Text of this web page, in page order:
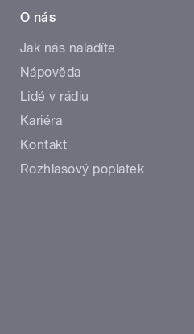
O nás
Jak nás naladíte
Nápověda
Lidé v rádiu
Kariéra
Kontakt
Rozhlasový poplatek